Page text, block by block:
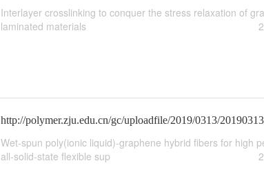
Interlayer crosslinking to conquer the stress relaxation of
laminated materials
http://polymer.zju.edu.cn/gc/uploadfile/2019/0313/
Wet-spun poly(ionic liquid)-graphene hybrid fibers for high
all-solid-state flexible sup